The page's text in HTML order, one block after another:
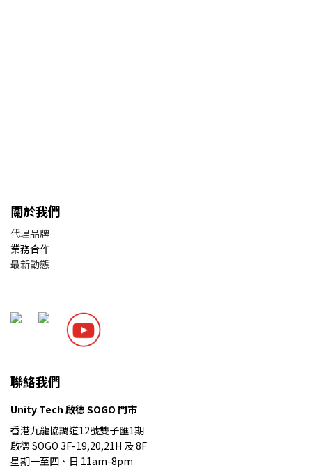
關於我們
代理品牌
業務合作
最新動態
聯絡我們
Unity Tech 啟德 SOGO 門市
香港九龍協調道12號雙子匯1期
啟德 SOGO 3F-19,20,21H 及 8F
星期一至四、日 11am-8pm